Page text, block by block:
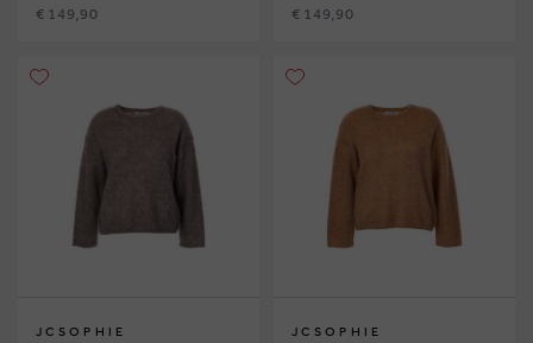
€ 149,90 € 149,90
JCSOPHIE JCSOPHIE